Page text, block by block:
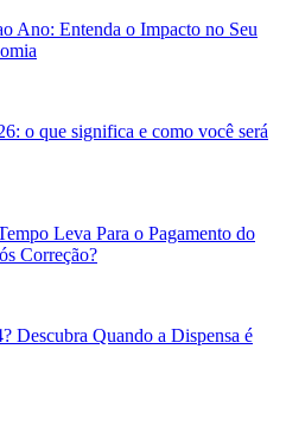
Ano: Entenda o Impacto no Seu
o que significa e como você será
Leva Para o Pagamento do
Correção?
Descubra Quando a Dispensa é